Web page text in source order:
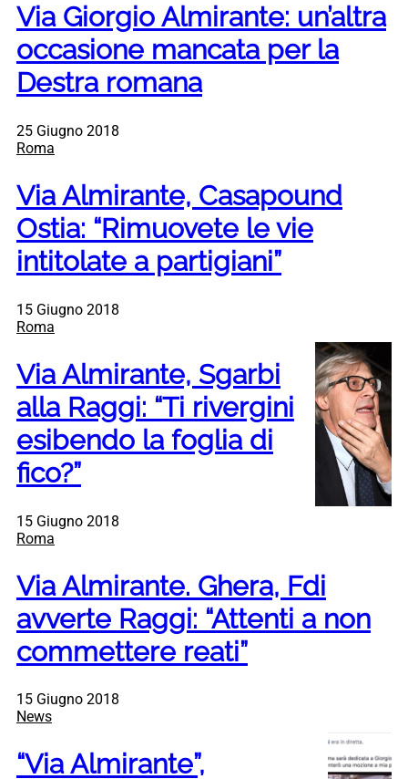
Via Giorgio Almirante: un’altra
occasione mancata per la
Destra romana
25 Giugno 2018
Roma
Via Almirante, Casapound
Ostia: “Rimuovete le vie
intitolate a partigiani”
15 Giugno 2018
Roma
Via Almirante, Sgarbi
alla Raggi: “Ti rivergini
esibendo la foglia di
fico?”
15 Giugno 2018
Roma
Via Almirante. Ghera, Fdi
avverte Raggi: “Attenti a non
commettere reati”
15 Giugno 2018
News
“Via Almirante”,